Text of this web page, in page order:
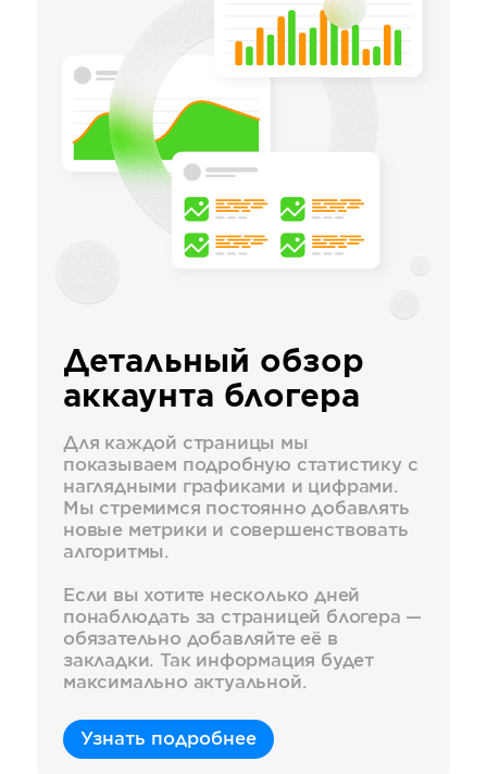
Детальный обзор
аккаунта блогера
Для каждой страницы мы
показываем подробную статистику с
наглядными графиками и цифрами.
Мы стремимся постоянно добавлять
новые метрики и совершенствовать
алгоритмы.
Если вы хотите несколько дней
понаблюдать за страницей блогера —
обязательно добавляйте её в
закладки. Так информация будет
максимально актуальной.
Узнать подробнее